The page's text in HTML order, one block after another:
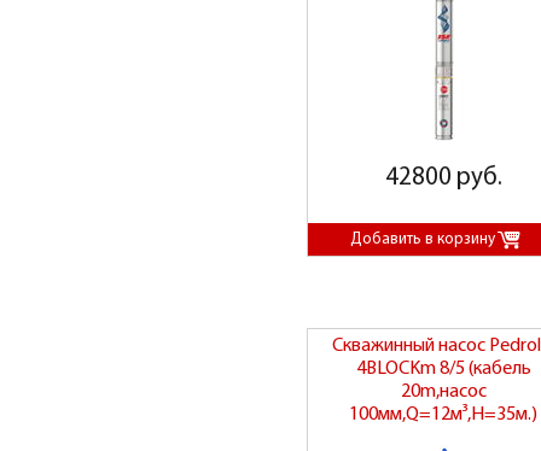
42800 руб.
Скважинный насос
4BLOCKm 8/5 (кабель
20m,насос
100мм,Q=12м³,H=35м.)